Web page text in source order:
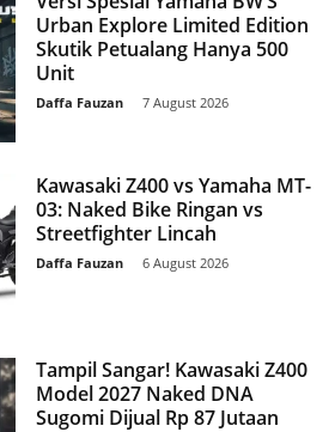
Urban Explore Limited Edition
Skutik Petualang Hanya 500
Unit
Daffa Fauzan 7 August 2026
Kawasaki Z400 vs Yamaha MT-
03: Naked Bike Ringan vs
Streetfighter Lincah
Daffa Fauzan 6 August 2026
Tampil Sangar! Kawasaki Z400
Model 2027 Naked DNA
Sugomi Dijual Rp 87 Jutaan